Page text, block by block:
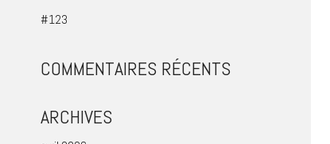
#123
COMMENTAIRES RÉCENTS
ARCHIVES